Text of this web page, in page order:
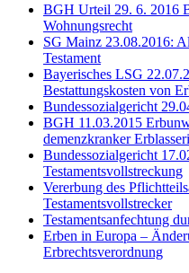
BGH Urteil 29. 6. 2016
Wohnungsrecht
SG Mainz 23.08.2016:
Testament
Bayerisches LSG
Bestattungskosten von
Bundessozialgericht
BGH 11.03.2015
demenzkranker
Bundessozialgericht
Testamentsvollstreckung
Vererbung des
Testamentsvollstrecker
Testamentsanfechtung
Erben in Europa –
Erbrechtsverordnung